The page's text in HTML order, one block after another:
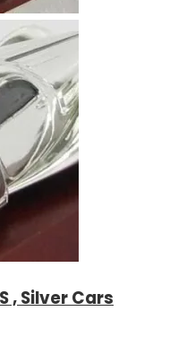
, Silver Cars